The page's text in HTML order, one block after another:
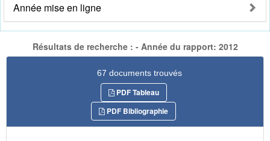
Année mise en ligne
Résultats de recherche : - Année du rapport: 2012
67 documents trouvés
PDF Tableau
PDF Bibliographie